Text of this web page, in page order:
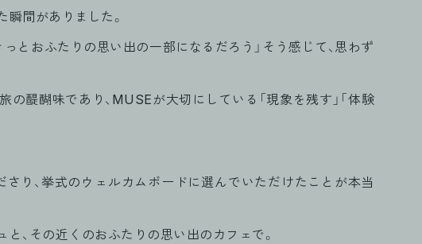
間がありました。
とおふたりの思い出の一部になるだろう」そう感じて、思わず
醍醐味であり、MUSEが大切にしている「現象を残す」「体験
り、挙式のウェルカムボードに選んでいただけたことが本当
、その近くのおふたりの思い出のカフェで。